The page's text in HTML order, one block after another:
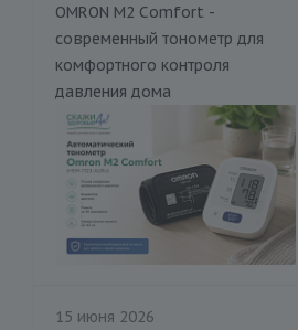
OMRON M2 Comfort -
современный тонометр для
комфортного контроля
давления дома
15 июня 2026